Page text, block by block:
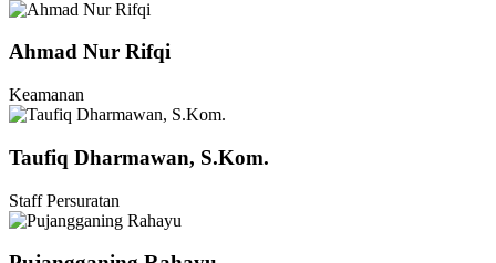
Ahmad Nur Rifqi
Keamanan
Taufiq Dharmawan, S.Kom.
Staff Persuratan